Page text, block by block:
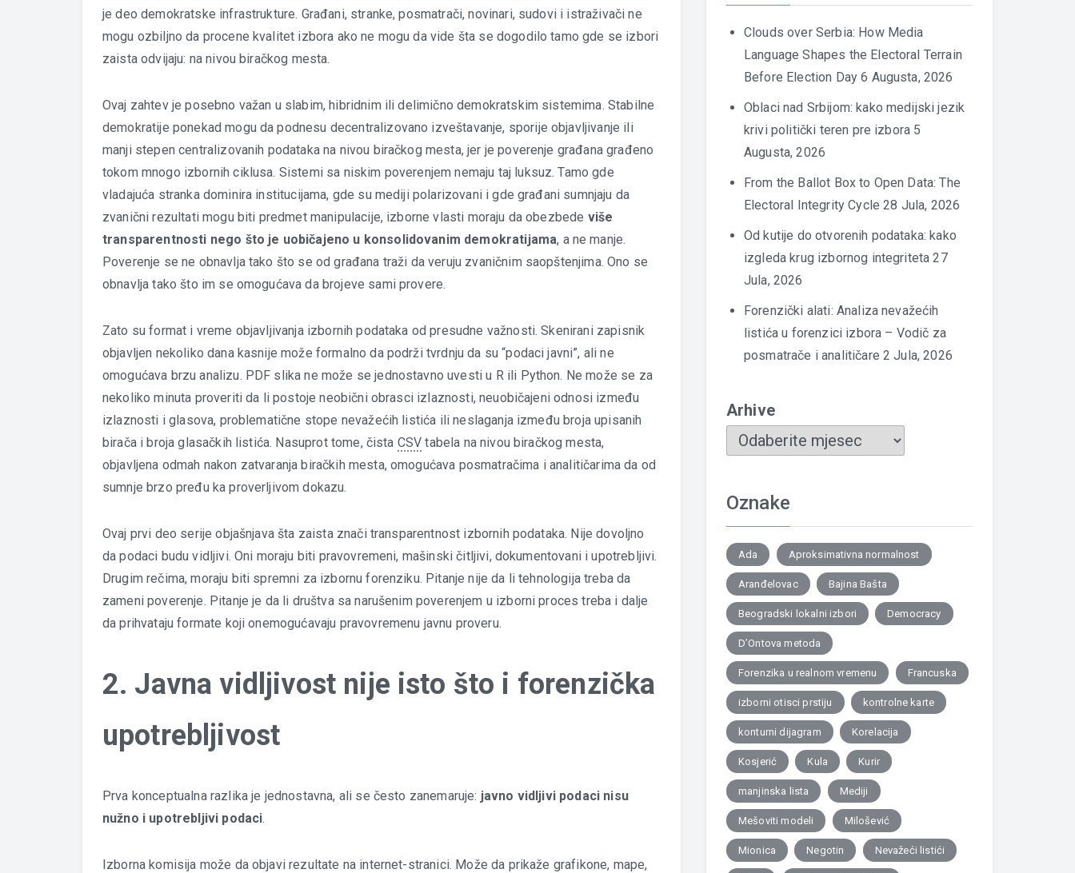
je deo demokratske infrastrukture. Građani, stranke, posmatrači, novinari, sudovi i istraživači ne
mogu ozbiljno da procene kvalitet izbora ako ne mogu da vide šta se dogodilo tamo gde se izbori
zaista odvijaju: na nivou biračkog mesta.
Ovaj zahtev je posebno važan u slabim, hibridnim ili delimično demokratskim sistemima. Stabilne
demokratije ponekad mogu da podnesu decentralizovano izveštavanje, sporije objavljivanje ili
manji stepen centralizovanih podataka na nivou biračkog mesta, jer je poverenje građana građeno
tokom mnogo izbornih ciklusa. Sistemi sa niskim poverenjem nemaju taj luksuz. Tamo gde
vladajuća stranka dominira institucijama, gde su mediji polarizovani i gde građani sumnjaju da
zvanični rezultati mogu biti predmet manipulacije, izborne vlasti moraju da obezbede više
transparentnosti nego što je uobičajeno u konsolidovanim demokratijama, a ne manje.
Poverenje se ne obnavlja tako što se od građana traži da veruju zvaničnim saopštenjima. Ono se
obnavlja tako što im se omogućava da brojeve sami provere.
Zato su format i vreme objavljivanja izbornih podataka od presudne važnosti. Skenirani zapisnik
objavljen nekoliko dana kasnije može formalno da podrži tvrdnju da su “podaci javni”, ali ne
omogućava brzu analizu. PDF slika ne može se jednostavno uvesti u R ili Python. Ne može se za
nekoliko minuta proveriti da li postoje neobični obrasci izlaznosti, neuobičajeni odnosi između
izlaznosti i glasova, problematične stope nevažećih listića ili neslaganja između broja upisanih
birača i broja glasačkih listića. Nasuprot tome, čista CSV tabela na nivou biračkog mesta,
objavljena odmah nakon zatvaranja biračkih mesta, omogućava posmatračima i analitičarima da od
sumnje brzo pređu ka proverljivom dokazu.
Ovaj prvi deo serije objašnjava šta zaista znači transparentnost izbornih podataka. Nije dovoljno
da podaci budu vidljivi. Oni moraju biti pravovremeni, mašinski čitljivi, dokumentovani i upotrebljivi.
Drugim rečima, moraju biti spremni za izbornu forenziku. Pitanje nije da li tehnologija treba da
zameni poverenje. Pitanje je da li društva sa narušenim poverenjem u izborni proces treba i dalje
da prihvataju formate koji onemogućavaju pravovremenu javnu proveru.
2. Javna vidljivost nije isto što i forenzička
upotrebljivost
Prva konceptualna razlika je jednostavna, ali se često zanemaruje: javno vidljivi podaci nisu
nužno i upotrebljivi podaci.
Izborna komisija može da objavi rezultate na internet-stranici. Može da prikaže grafikone, mape,
Clouds over Serbia: How Media
Language Shapes the Electoral Terrain
Before Election Day 6 Augusta, 2026
Oblaci nad Srbijom: kako medijski jezik
krivi politički teren pre izbora 5
Augusta, 2026
From the Ballot Box to Open Data: The
Electoral Integrity Cycle 28 Jula, 2026
Od kutije do otvorenih podataka: kako
izgleda krug izbornog integriteta 27
Jula, 2026
Forenzički alati: Analiza nevažećih
listića u forenzici izbora – Vodič za
posmatrače i analitičare 2 Jula, 2026
Arhive
Oznake
Ada Aproksimativna normalnost
Aranđelovac Bajina Bašta
Beogradski lokalni izbori Democracy
D’Ontova metoda
Forenzika u realnom vremenu Francuska
izborni otisci prstiju kontrolne karte
konturni dijagram Korelacija
Kosjerić Kula Kurir
manjinska lista Mediji
Mešoviti modeli Milošević
Mionica Negotin Nevažeći listići